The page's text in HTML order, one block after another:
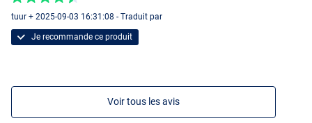
tuur + 2025-09-03 16:31:08 - Traduit par
Je recommande ce produit
Voir tous les avis